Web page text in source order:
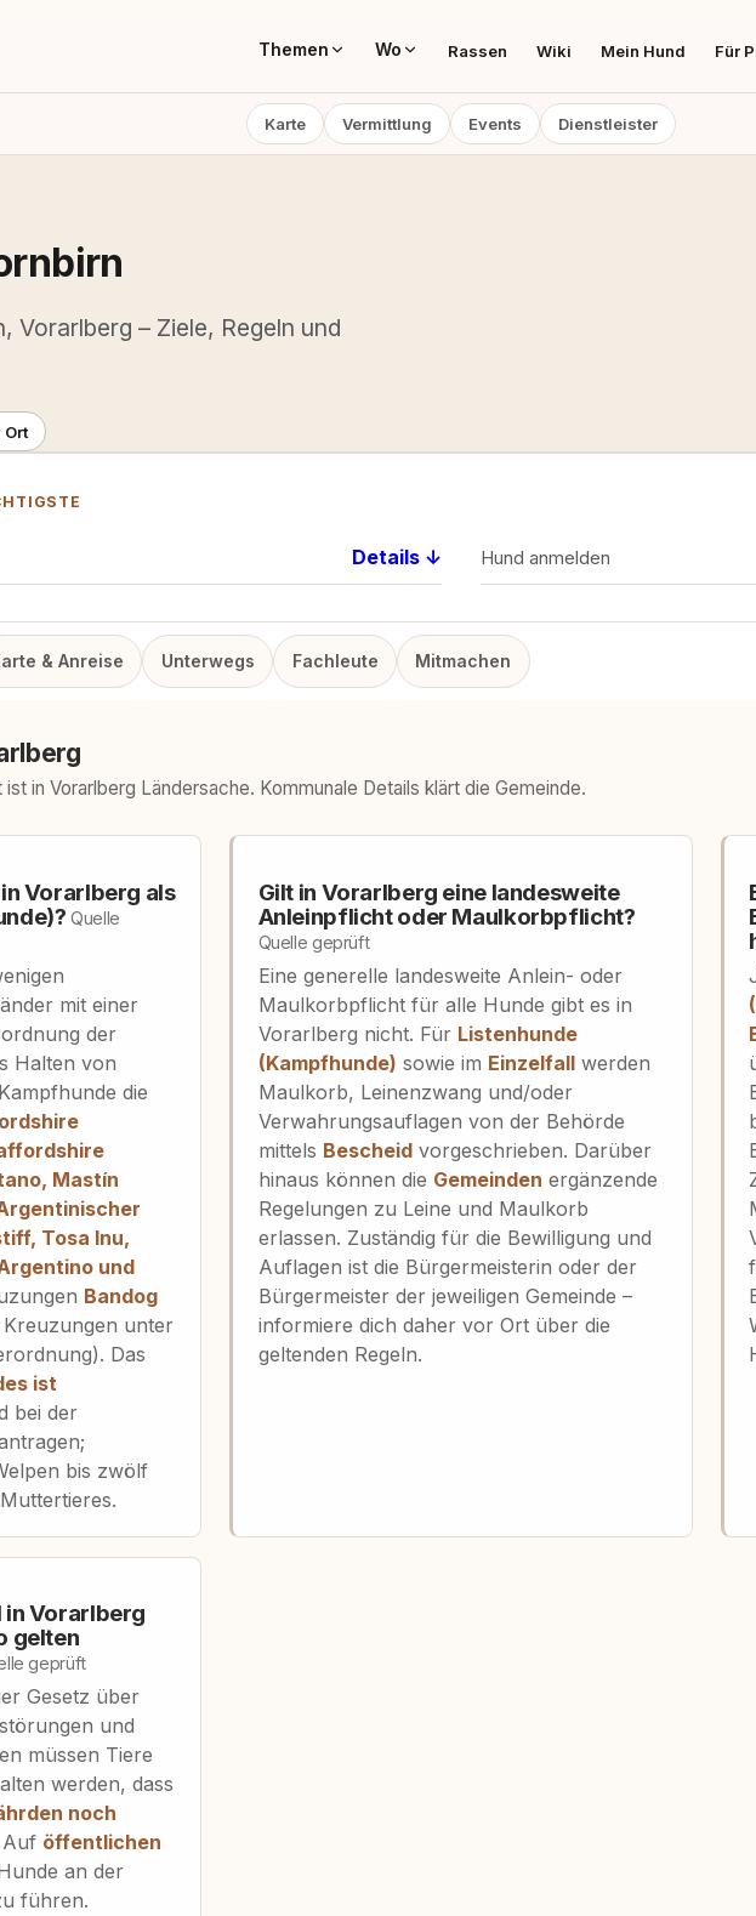
Themen Wo Rassen Wiki Mein Hund Für
Karte Vermittlung Events Dienstleister
Vorarlberg – Ziele, Regeln und
Details ↓ Hund anmelden
& Anreise Unterwegs Fachleute Mitmachen
in Vorarlberg Ländersache. Kommunale Details klärt die Gemeinde.
Vorarlberg als
Quelle
mit einer
der
Halten von
die
Mastín
Tosa Inu,
und
Bandog
Kreuzungen unter
Das
ist
bei der
bis zwölf
Gilt in Vorarlberg eine landesweite
Anleinpflicht oder Maulkorbpflicht?
Quelle geprüft
Eine generelle landesweite Anlein- oder
Maulkorbpflicht für alle Hunde gibt es in
Vorarlberg nicht. Für Listenhunde
(Kampfhunde) sowie im Einzelfallwerden
Maulkorb, Leinenzwang und/oder
Verwahrungsauflagen von der Behörde
mittels Bescheidvorgeschrieben. Darüber
hinaus können die Gemeinden ergänzende
Regelungen zu Leine und Maulkorb
erlassen. Zuständig für die Bewilligung und
Auflagen ist die Bürgermeisterin oder der
Bürgermeister der jeweiligen Gemeinde –
informiere dich daher vor Ort über die
geltenden Regeln.
in Vorarlberg
gelten
geprüft
Gesetz über
und
müssen Tiere
werden, dass
noch
Auf öffentlichen
an der
führen.